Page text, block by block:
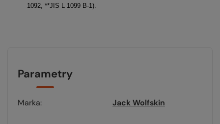
1092, **JIS L 1099 B-1).
Parametry
Marka Jack Wolfskin